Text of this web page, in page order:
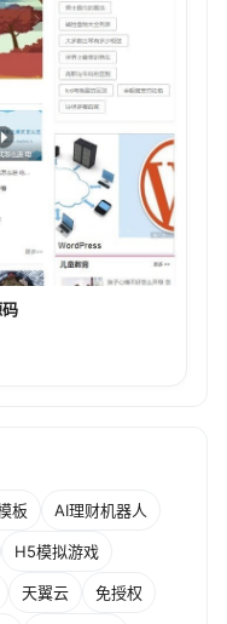
板 AI理财机器人
H5模拟游戏
天翼云 免授权